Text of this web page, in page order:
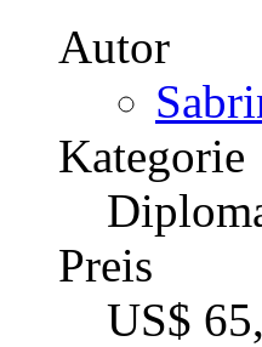
Autor
Kategorie
Preis
US$